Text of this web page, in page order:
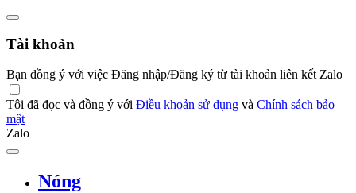
Tài khoản
Bạn đồng ý với việc Đăng nhập/Đăng ký từ tài khoản liên kết Zalo
Tôi đã đọc và đồng ý với Điều khoản sử dụng và Chính sách bảo
mật
Zalo
Nóng